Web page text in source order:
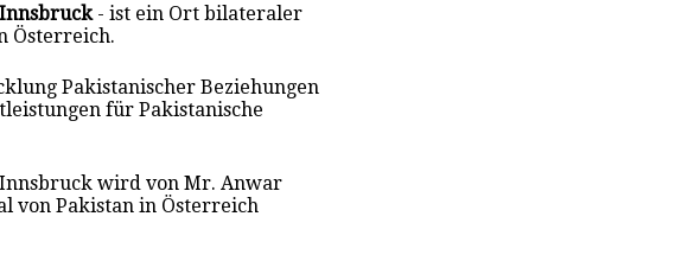
- ist ein Ort bilateraler
Österreich.
Pakistanischer Beziehungen
für Pakistanische
wird von Mr. Anwar
von Pakistan in Österreich